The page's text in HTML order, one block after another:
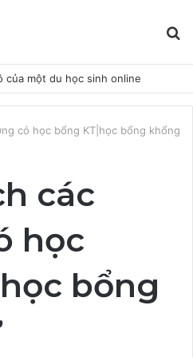
của một du học sinh online
có học bổng KT|học bổng khổng
các
học
bổng